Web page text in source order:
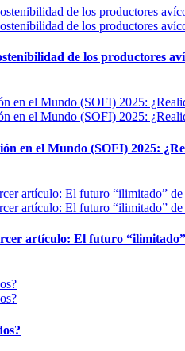
de los productores
en el Mundo (SOFI) 2025:
artículo: El futuro